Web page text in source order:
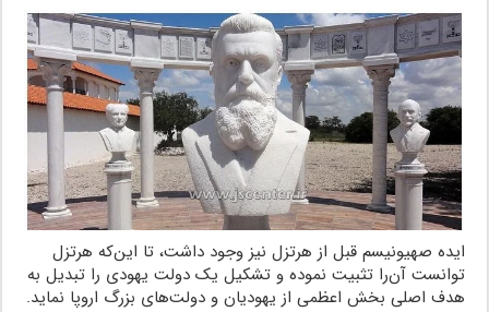
ایده صهیونیسم قبل از هرتزل نیز وجود داشت، تا این‌که هرتزل
توانست آن‌را تثبیت نموده و تشکیل یک دولت یهودی را تبدیل به
هدف اصلی بخش اعظمی از یهودیان و دولت‌های بزرگ اروپا نماید.